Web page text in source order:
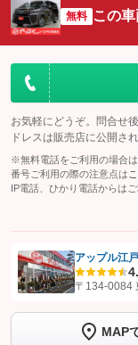
無料 この
お気軽にどうぞ。問合せ
ドレスは販売店に公開され
※無料電話をご利用の場合
番号ご利用の際の注意点は
IP電話、ひかり電話からは
【STEP1】認証画面でグ
トーク画面で
アップル江
〒134-0084
MAP